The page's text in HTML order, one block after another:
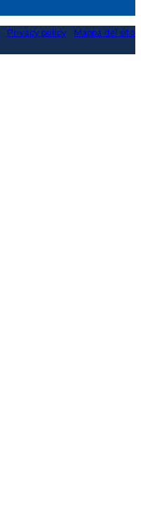
Privacy policy
Mappa del sito